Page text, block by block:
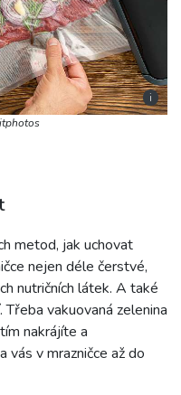
i
metod, jak uchovat
nejen déle čerstvé,
nutričních látek. A také
vakuovaná zelenina
nakrájíte a
vás v mrazničce až do